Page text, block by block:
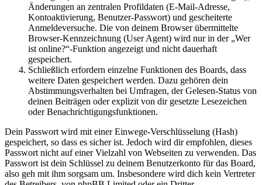
Änderungen an zentralen Profildaten (E-Mail-Adresse,
Kontoaktivierung, Benutzer-Passwort) und gescheiterte
Anmeldeversuche. Die von deinem Browser übermittelte
Browser-Kennzeichnung (User Agent) wird nur in der „Wer
ist online?“-Funktion angezeigt und nicht dauerhaft
gespeichert.
Schließlich erfordern einzelne Funktionen des Boards, dass
weitere Daten gespeichert werden. Dazu gehören dein
Abstimmungsverhalten bei Umfragen, der Gelesen-Status von
deinen Beiträgen oder explizit von dir gesetzte Lesezeichen
oder Benachrichtigungsfunktionen.
Dein Passwort wird mit einer Einwege-Verschlüsselung (Hash)
gespeichert, so dass es sicher ist. Jedoch wird dir empfohlen, dieses
Passwort nicht auf einer Vielzahl von Webseiten zu verwenden. Das
Passwort ist dein Schlüssel zu deinem Benutzerkonto für das Board,
also geh mit ihm sorgsam um. Insbesondere wird dich kein Vertreter